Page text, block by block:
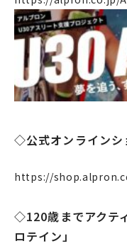
社会
◇公式オンラインシ
https://
◇120歳までアクテ
ロテイン」